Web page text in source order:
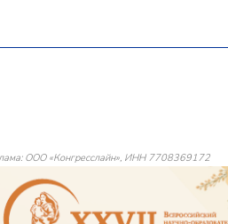
ООО «Конгресслайн», ИНН 7708369172